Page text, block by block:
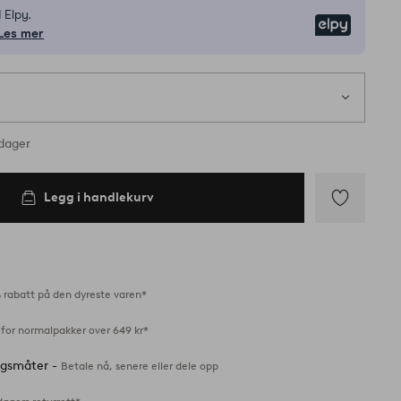
Elpy.
Les mer
lager
Legg i handlekurv
rabatt på den dyreste varen*
normalpakker over 649 kr*
- Betale nå, senere eller dele opp